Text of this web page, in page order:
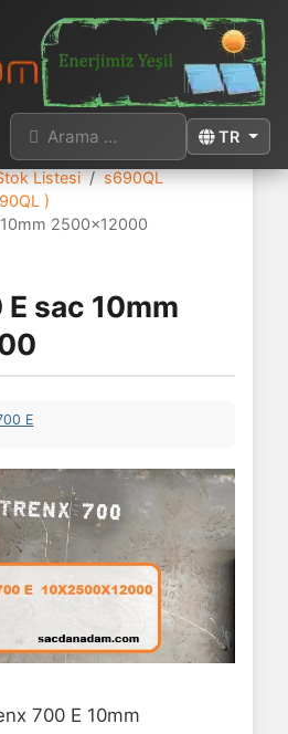
Dilinizi seçin
TR
Arama
Listesi
s690QL
)
2500x12000
sac 10mm
E
700 E 10mm